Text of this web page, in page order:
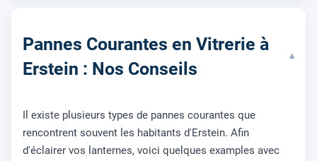
Pannes Courantes en Vitrerie à
Erstein : Nos Conseils
▾
Il existe plusieurs types de pannes courantes que
rencontrent souvent les habitants d'Erstein. Afin
d'éclairer vos lanternes, voici quelques examples avec